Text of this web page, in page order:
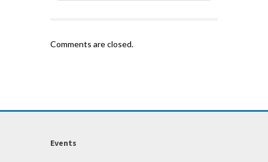
Comments are closed.
Events